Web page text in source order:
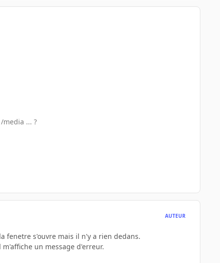
... ?
AUTEUR
fenetre s'ouvre mais il n'y a rien dedans.
un message d'erreur.